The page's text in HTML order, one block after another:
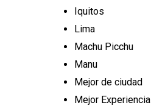
Iquitos
Lima
Machu Picchu
Manu
Mejor de ciudad
Mejor Experiencia